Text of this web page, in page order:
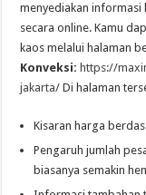
menyediakan informasi
secara online. Kamu
kaos melalui halaman
Konveksi: https://
jakarta/ Di halaman
Kisaran harga
Pengaruh jumlah
biasanya semakin